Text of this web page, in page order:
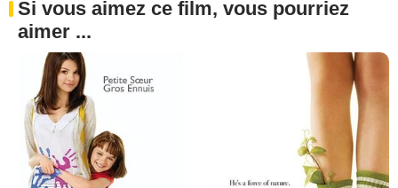
Si vous aimez ce film, vous pourriez
aimer ...